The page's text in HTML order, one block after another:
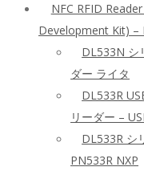
NFC RFID
Development Kit) –
DL533N シ
ダー ライタ
DL533R
リーダー –
DL533R シ
PN533R NXP